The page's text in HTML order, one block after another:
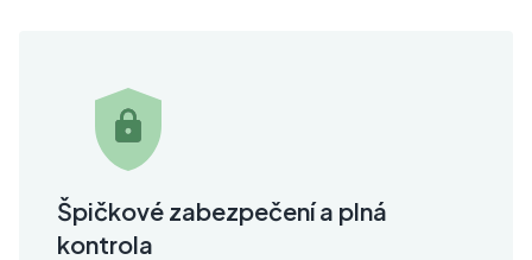
Špičkové zabezpečení a plná
kontrola